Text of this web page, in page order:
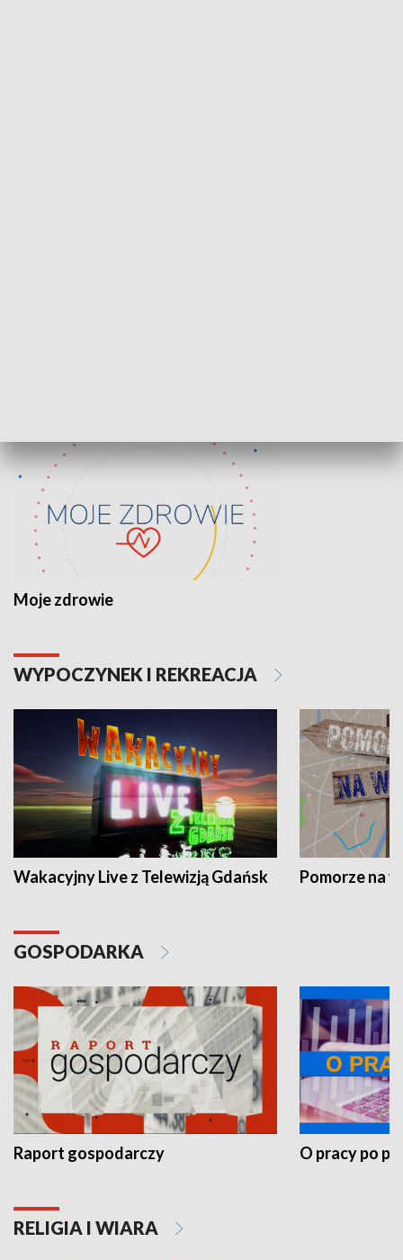
Moje zdrowie
WYPOCZYNEK I REKREACJA
Wakacyjny Live z Telewizją Gdańsk Pomorze na
GOSPODARKA
Raport gospodarczy O pracy po
RELIGIA I WIARA